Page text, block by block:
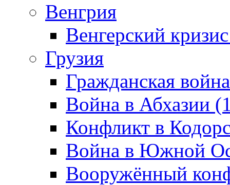
Венгрия
Венгерский
Грузия
Гражданская
Война в Абхазии
Конфликт в
Война в Южной
Вооружённый